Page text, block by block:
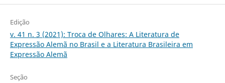
Edição
v. 41 n. 3 (2021): Troca de Olhares: A Literatura de
Expressão Alemã no Brasil e a Literatura Brasileira em
Expressão Alemã
Seção